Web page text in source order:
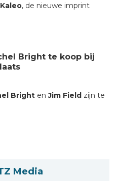
Kaleo, de nieuwe imprint
Bright te koop bij
Bright en Jim Field zijn te
Media